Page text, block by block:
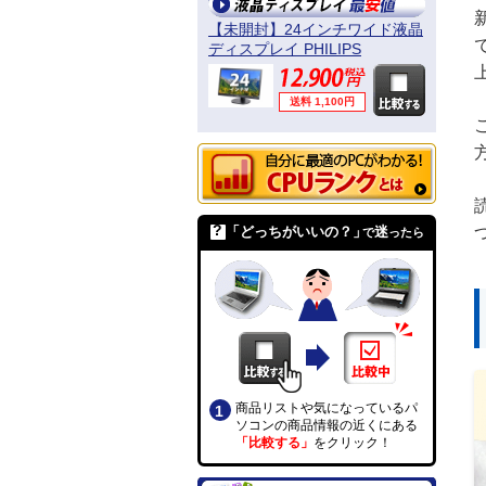
【未開封】24インチワイド液晶
ディスプレイ PHILIPS
241B4LPYCB/11
送料 1,100円
「どっちがいいの？」で迷ったら
商品リストや気になっているパ
ソコンの商品情報の近くにある
「比較する」 をクリック！